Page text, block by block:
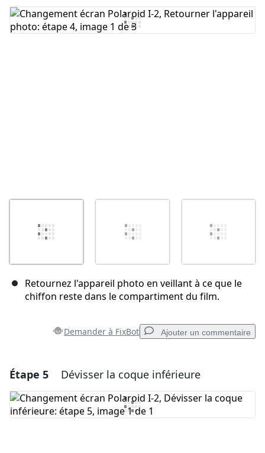
Ajouter un commentaire
Retournez l'appareil photo en veillant à ce que le
chiffon reste dans le compartiment du film.
Demander à FixBot Ajouter un commentaire
Ajouter un commentaire
Ajouter un commentaire
Étape 5 Dévisser la coque inférieure